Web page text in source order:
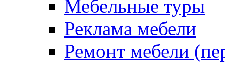
Мебельные туры
Реклама мебели
Ремонт мебели